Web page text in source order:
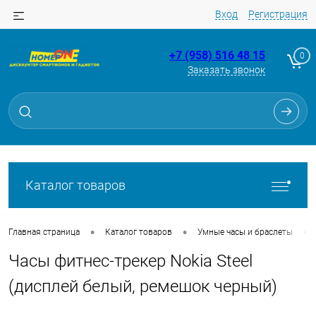
Вход Регистрация
+7 (958) 516 48 15
Заказать звонок
0
Каталог товаров
Главная страница • Каталог товаров • Умные часы и браслеты
Часы фитнес-трекер Nokia Steel
(дисплей белый, ремешок черный)
Для клиентов всех банков
Разбейте
без переплат
Сегодня